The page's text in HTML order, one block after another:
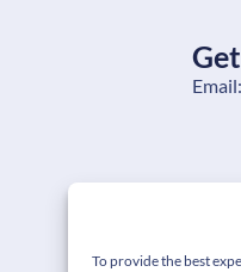
To provide the best